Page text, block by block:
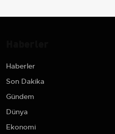
Haberler
Son Dakika
Gündem
Dünya
Ekonomi